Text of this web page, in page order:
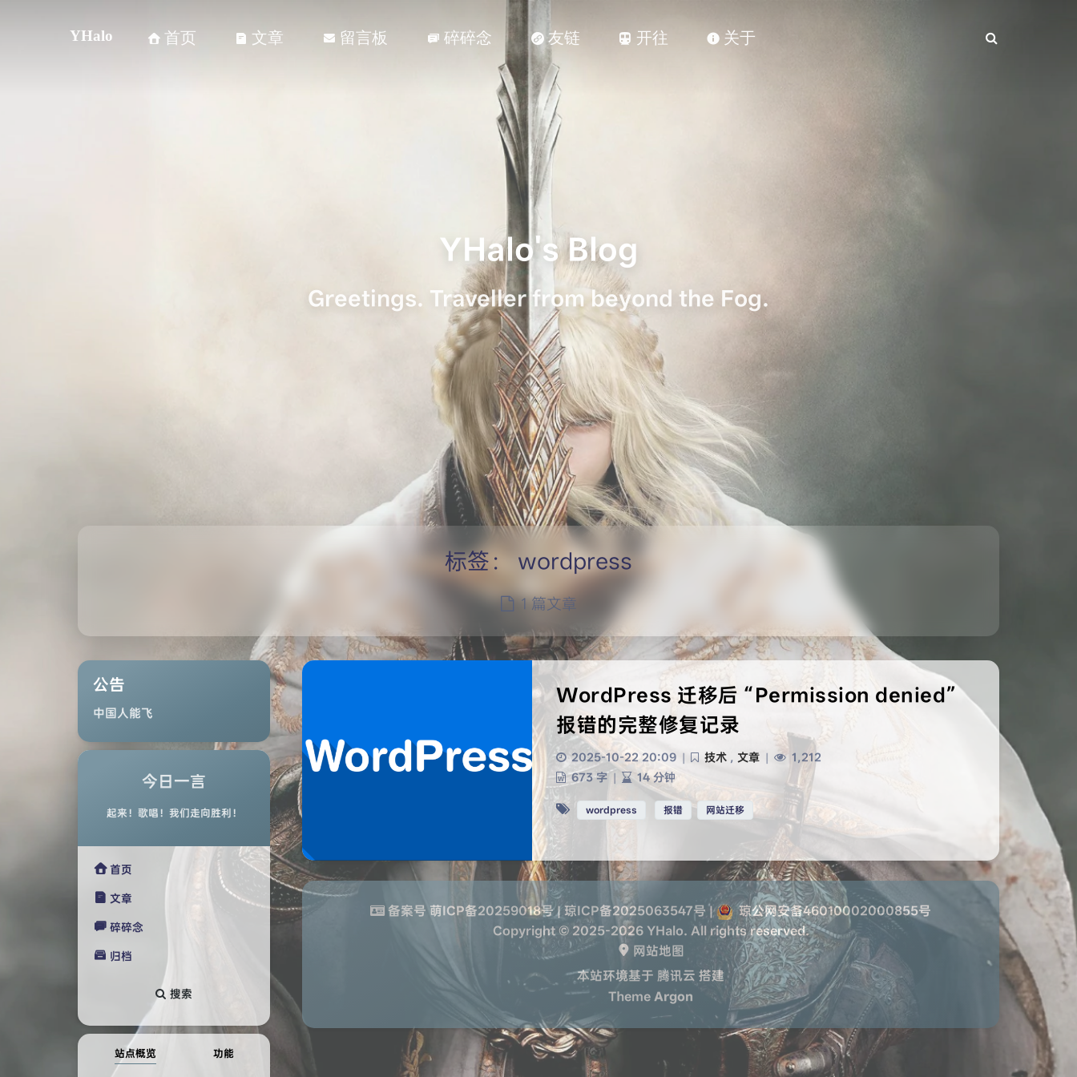
YHalo 首页  文章  留言板  碎碎念 友链  开往  关于
YHalo's Blog
Greetings. Traveller from beyond the Fog.
HarmonyOS Sans
标签： wordpress
1 篇文章
公告
中国人能飞
今日一言
起来！歌唱！我们走向胜利！
首页
 文章
 碎碎念
 归档
搜索
站点概览 功能
WordPress 迁移后 “Permission denied”
报错的完整修复记录
2025-10-22 20:09 | 技术 , 文章 |
1,212
673 字 | 14 分钟
wordpress 报错 网站迁移
备案号 萌ICP备20259018号| 琼ICP备2025063547号|
琼公网安备46010002000855号
Copyright © 2025-2026 YHalo. All rights reserved.
 网站地图
本站环境基于 腾讯云 搭建
Theme Argon